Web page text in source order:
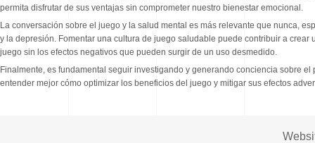
permita disfrutar de sus ventajas sin comprometer nuestro bienestar emocional.
La conversación sobre el juego y la salud mental es más relevante que nunca,
y la depresión. Fomentar una cultura de juego saludable puede contribuir a
juego sin los efectos negativos que pueden surgir de un uso desmedido.
Finalmente, es fundamental seguir investigando y generando conciencia sobre
entender mejor cómo optimizar los beneficios del juego y mitigar sus efectos